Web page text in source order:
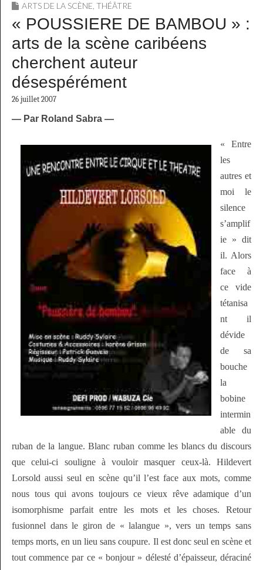
ARTS DE LA SCÈNE THÉÂTRE
« POUSSIERE DE BAMBOU » :
arts de la scène caribéens
cherchent auteur
désespérément
26 juillet 2007
— Par Roland Sabra —
« Entre
les
autres et
moi le
silence
s’amplif
ie » dit
il. Alors
face à
ce vide
tétanisa
nt il
dévide
de sa
bouche
la
bobine
intermin
able du
ruban de la langue. Blanc ruban comme les blancs du discours
que celui-ci souligne à vouloir masquer ceux-là. Hildevert
Lorsold aussi seul en scène qu’il l’est face aux mots, comme
nous tous qui avons toujours ce vieux rêve adamique d’un
isomorphisme parfait entre les mots et les choses. Retour
fusionnel dans le giron de « lalangue », vers un temps sans
temps morts, en un lieu sans coupure. Il est donc seul en scène et
tout commence par ce « bonjour » délesté d’épaisseur, déraciné